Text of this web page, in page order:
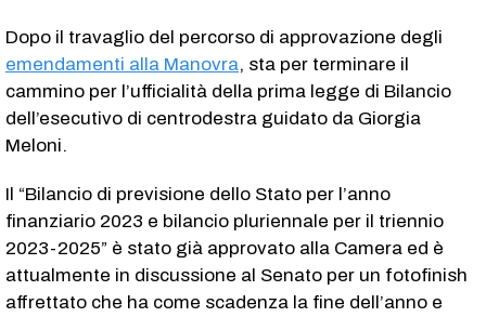
Dopo il travaglio del percorso di approvazione degli
emendamenti alla Manovra, sta per terminare il
cammino per l’ufficialità della prima legge di Bilancio
dell’esecutivo di centrodestra guidato da Giorgia
Meloni.
Il “Bilancio di previsione dello Stato per l’anno
finanziario 2023 e bilancio pluriennale per il triennio
2023-2025” è stato già approvato alla Camera ed è
attualmente in discussione al Senato per un fotofinish
affrettato che ha come scadenza la fine dell’anno e